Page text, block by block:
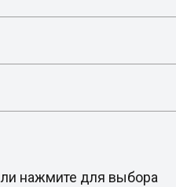
нажмите для выбора